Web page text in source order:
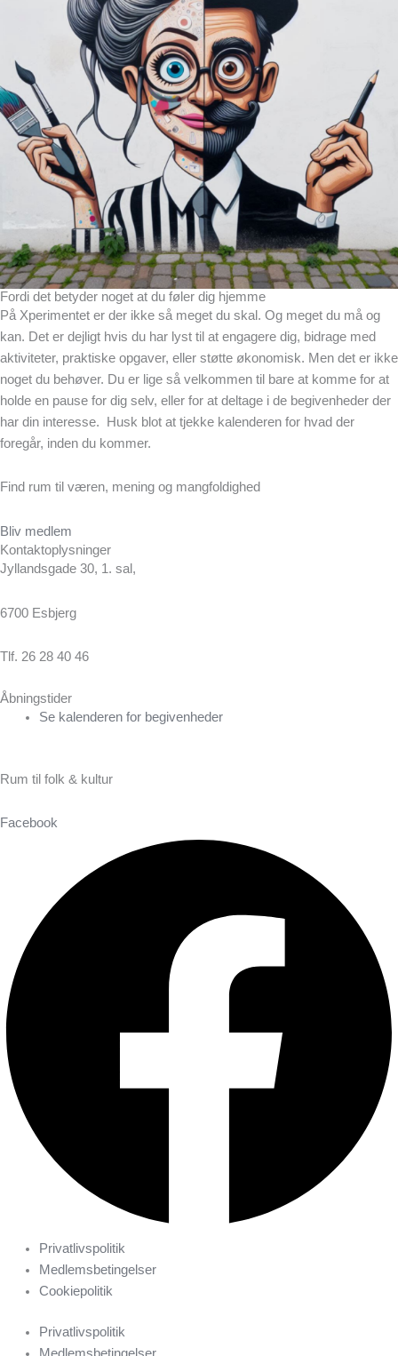
Fordi det betyder noget at du føler dig hjemme
På Xperimentet er der ikke så meget du skal. Og meget du må og
kan. Det er dejligt hvis du har lyst til at engagere dig, bidrage med
aktiviteter, praktiske opgaver, eller støtte økonomisk. Men det er ikke
noget du behøver. Du er lige så velkommen til bare at komme for at
holde en pause for dig selv, eller for at deltage i de begivenheder der
har din interesse. Husk blot at tjekke kalenderen for hvad der
foregår, inden du kommer.
Find rum til væren, mening og mangfoldighed
Bliv medlem
Kontaktoplysninger
Jyllandsgade 30, 1. sal,
6700 Esbjerg
Tlf. 26 28 40 46
Åbningstider
Se kalenderen for begivenheder
Rum til folk & kultur
Facebook
Privatlivspolitik
Medlemsbetingelser
Cookiepolitik
Privatlivspolitik